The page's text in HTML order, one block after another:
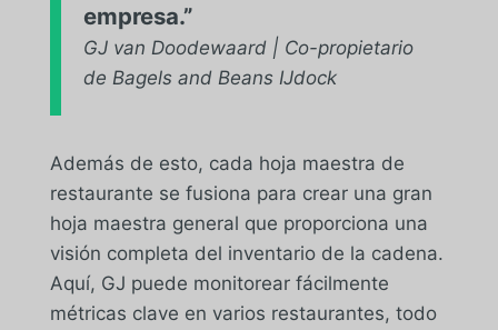
empresa.”
GJ van Doodewaard | Co-propietario
de Bagels and Beans IJdock
Además de esto, cada hoja maestra de
restaurante se fusiona para crear una gran
hoja maestra general que proporciona una
visión completa del inventario de la cadena.
Aquí, GJ puede monitorear fácilmente
métricas clave en varios restaurantes, todo